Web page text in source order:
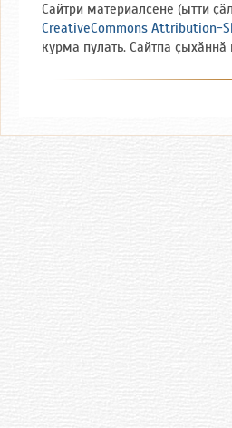
Сайтри материалсене (ытти
CreativeCommons Attribution-
курма пулать. Сайтпа